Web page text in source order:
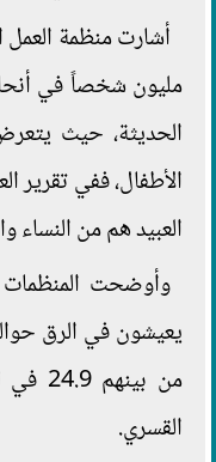
أشارت منظمة العمل
مليون شخصاً في
العبيد هم من النساء
وأوضحت المنظمات
القسري.